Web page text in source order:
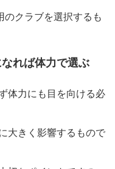
のクラブを選択するも
れば体力で選ぶ
体力にも目を向ける必
大きく影響するもので